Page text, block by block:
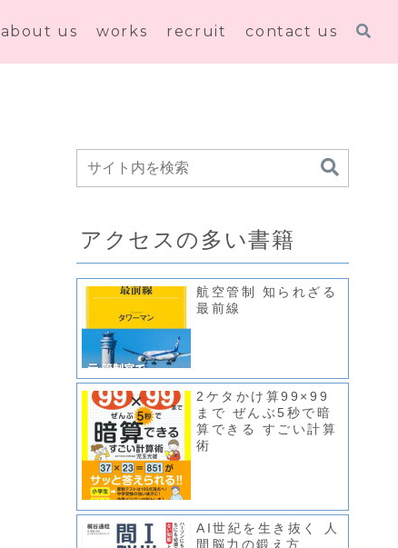
about us works recruit contact us
アクセスの多い書籍
航空管制 知られざる
最前線
2ケタかけ算99×99
まで ぜんぶ5秒で暗
算できる すごい計算
術
AI世紀を生き抜く 人
間脳力の鍛え方